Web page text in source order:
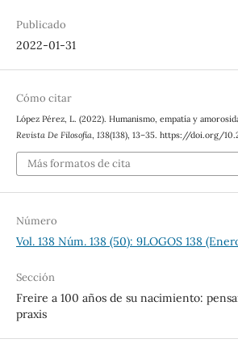
Publicado
2022-01-31
Cómo citar
López Pérez, L. (2022). Humanismo, empatía y
Revista De Filosofía, 138(138), 13–35. https://doi.org/
Más formatos de cita
Número
Vol. 138 Núm. 138 (50): 9LOGOS 138
Sección
Freire a 100 años de su nacimiento:
praxis